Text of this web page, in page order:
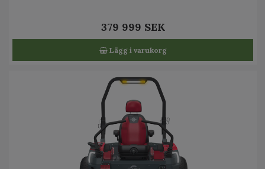
379 999 SEK
Lägg i varukorg